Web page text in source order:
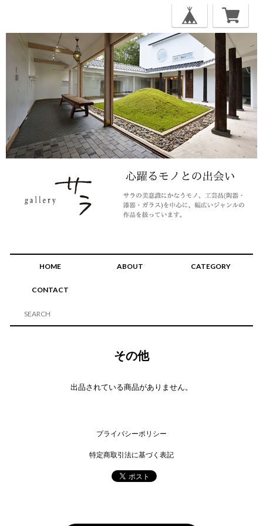
HOME ABOUT CATEGORY
CONTACT
その他
出品されている商品がありません。
プライバシーポリシー
特定商取引法に基づく表記